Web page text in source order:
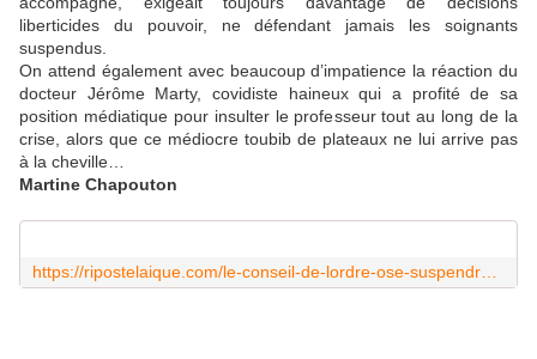
liberticides du pouvoir, ne défendant jamais les soignants
suspendus.
On attend également avec beaucoup d’impatience la réaction du
docteur Jérôme Marty, covidiste haineux qui a profité de sa
position médiatique pour insulter le professeur tout au long de la
crise, alors que ce médiocre toubib de plateaux ne lui arrive pas
à la cheville…
Martine Chapouton